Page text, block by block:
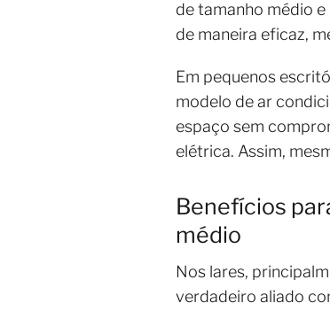
de tamanho médio
de maneira eficaz,
Em pequenos
modelo de ar
espaço sem
elétrica. Assim,
Benefícios
médio
Nos lares,
verdadeiro aliado